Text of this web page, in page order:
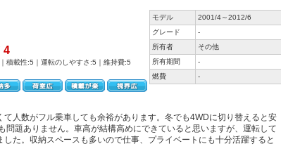
4
積載性:5｜運転のしやすさ:5｜維持費:5
モデル
2001/4～2012/6
グレード
-
所有者
その他
所有期間
-
燃費
-
人数がフル乗車しても余裕があります。冬でも4WDに切り替えると安
問題ありません。車高が結構高めにできていると思いますが、運転して
た。収納スペースも多いので仕事、プライベートにも十分活躍すると